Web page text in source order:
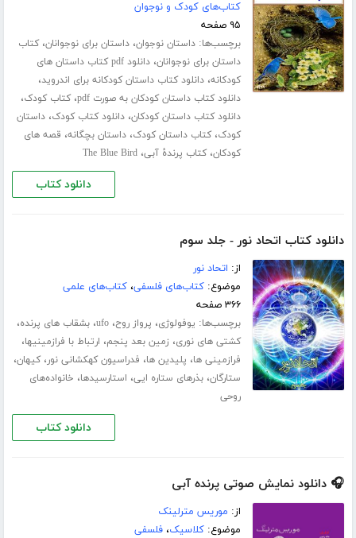
کتاب‌های کودک و نوجوان
۹۵ صفحه
برچسب‌ها:داستان نوجوان،داستان برای نوجوانان،کتاب
داستان برای نوجوانان،
دانلود pdf کتاب داستان های
کودکانه،دانلود کتاب داستان کودکانه برای اندروید،
دانلود کتاب داستان کودکان به صورت pdf ،کتاب کودک،
دانلود کتاب داستان کودکان،دانلود کتاب کودک،داستان
کودک،کتاب داستان کودک،داستان بچگانه، قصه های
کودکان،کتاب پرندۀ آبی،The Blue Bird
دانلود کتاب
دانلود کتاب اتحاد نور - جلد سوم
از: اتحاد نور
موضوع:کتاب‌های فلسفی،کتاب‌های علمی
۳۶۶ صفحه
برچسب‌ها: یوفولوژی، پرواز روح،ufo،بشقاب های پرنده،
کشتی های نوری، زمین بعد پنجم، ارتباط با فرازمینیها،
فرازمینی ها، پلیدین ها، فدراسیون کهکشانی نور،کیهان،
ستارگان،بذرهای ستاره ایی، استارسیدها، خانواده‌های
روحی
دانلود کتاب
🎧 دانلود نمایش صوتی پرنده آبی
از: موریس مترلینک
موضوع:کلاسیک،فلسفی